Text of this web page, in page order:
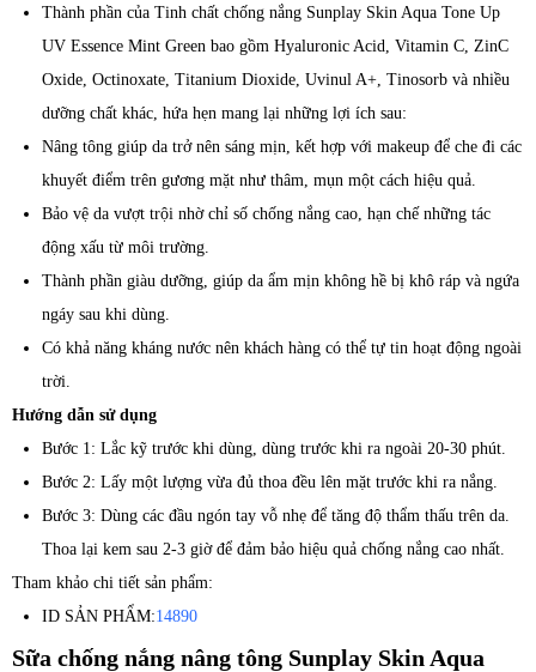
Thành phần của Tinh chất chống nắng Sunplay Skin Aqua Tone Up
UV Essence Mint Green bao gồm Hyaluronic Acid, Vitamin C, ZinC
Oxide, Octinoxate, Titanium Dioxide, Uvinul A+, Tinosorb và nhiều
dưỡng chất khác, hứa hẹn mang lại những lợi ích sau:
Nâng tông giúp da trở nên sáng mịn, kết hợp với makeup để che đi các
khuyết điểm trên gương mặt như thâm, mụn một cách hiệu quả.
Bảo vệ da vượt trội nhờ chỉ số chống nắng cao, hạn chế những tác
động xấu từ môi trường.
Thành phần giàu dưỡng, giúp da ẩm mịn không hề bị khô ráp và ngứa
ngáy sau khi dùng.
Có khả năng kháng nước nên khách hàng có thể tự tin hoạt động ngoài
trời.
Hướng dẫn sử dụng
Bước 1: Lắc kỹ trước khi dùng, dùng trước khi ra ngoài 20-30 phút.
Bước 2: Lấy một lượng vừa đủ thoa đều lên mặt trước khi ra nắng.
Bước 3: Dùng các đầu ngón tay vỗ nhẹ để tăng độ thẩm thấu trên da.
Thoa lại kem sau 2-3 giờ để đảm bảo hiệu quả chống nắng cao nhất.
Tham khảo chi tiết sản phẩm:
ID SẢN PHẨM:14890
Sữa chống nắng nâng tông Sunplay Skin Aqua